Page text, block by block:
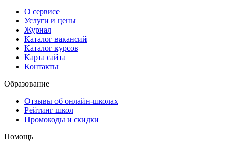
О сервисе
Услуги и цены
Журнал
Каталог вакансий
Каталог курсов
Карта сайта
Контакты
Образование
Отзывы об онлайн-школах
Рейтинг школ
Промокоды и скидки
Помощь